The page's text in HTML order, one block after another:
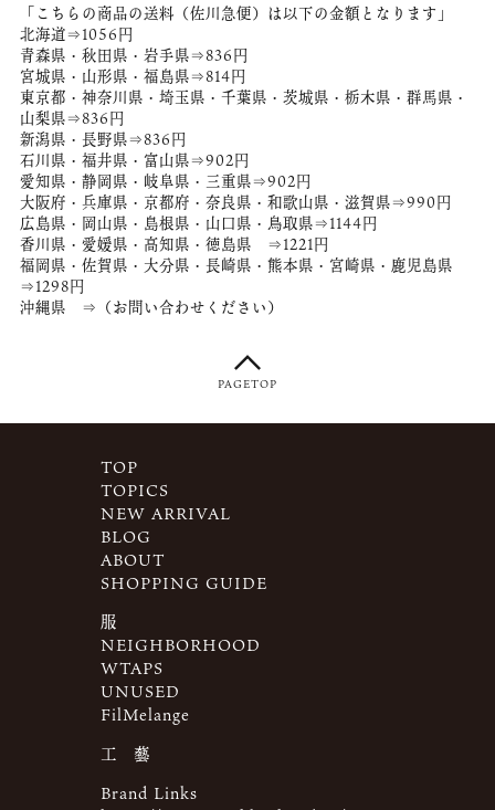
「こちらの商品の送料（佐川急便）は以下の金額となります」
北海道⇒1056円
青森県・秋田県・岩手県⇒836円
宮城県・山形県・福島県⇒814円
東京都・神奈川県・埼玉県・千葉県・茨城県・栃木県・群馬県・
山梨県⇒836円
新潟県・長野県⇒836円
石川県・福井県・富山県⇒902円
愛知県・静岡県・岐阜県・三重県⇒902円
大阪府・兵庫県・京都府・奈良県・和歌山県・滋賀県⇒990円
広島県・岡山県・島根県・山口県・鳥取県⇒1144円
香川県・愛媛県・高知県・徳島県 ⇒1221円
福岡県・佐賀県・大分県・長崎県・熊本県・宮崎県・鹿児島県
⇒1298円
沖縄県 ⇒（お問い合わせください）
PAGETOP
TOP
TOPICS
NEW ARRIVAL
BLOG
ABOUT
SHOPPING GUIDE
服
NEIGHBORHOOD
WTAPS
UNUSED
FilMelange
工 藝
Brand Links